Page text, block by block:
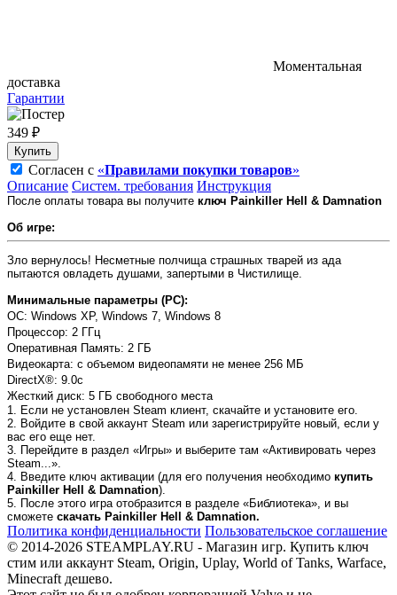
Моментальная
доставка
Гарантии
349 ₽
Купить
Согласен с «Правилами покупки товаров»
Описание Систем. требования Инструкция
После оплаты товара вы получите ключ Painkiller Hell & Damnation
Об игре:
Зло вернулось! Несметные полчища страшных тварей из ада
пытаются овладеть душами, запертыми в Чистилище.
Минимальные параметры (PC):
OC: Windows XP, Windows 7, Windows 8
Процессор: 2 ГГц
Оперативная Память: 2 ГБ
Видеокарта: с объемом видеопамяти не менее 256 МБ
DirectX®: 9.0c
Жесткий диск: 5 ГБ свободного места
1. Если не установлен Steam клиент, скачайте и установите его.
2. Войдите в свой аккаунт Steam или зарегистрируйте новый, если у
вас его еще нет.
3. Перейдите в раздел «Игры» и выберите там «Активировать через
Steam...».
4. Введите ключ активации (для его получения необходимо купить
Painkiller Hell & Damnation).
5. После этого игра отобразится в разделе «Библиотека», и вы
сможете скачать Painkiller Hell & Damnation.
Политика конфиденциальности Пользовательское соглашение
© 2014-2026 STEAMPLAY.RU - Магазин игр. Купить ключ
стим или аккаунт Steam, Origin, Uplay, World of Tanks, Warface,
Minecraft дешево.